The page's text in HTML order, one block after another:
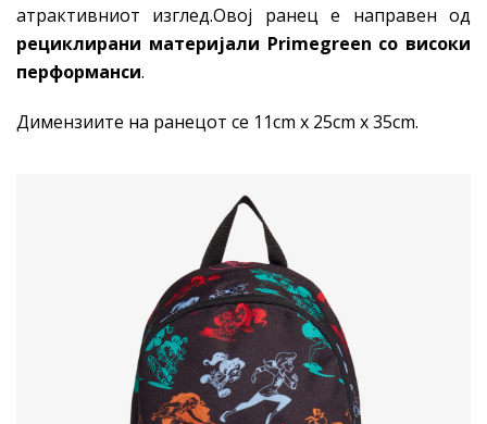
атрактивниот изглед.Овој ранец е направен од
рециклирани материјали Primegreen со високи
перформанси.
Димензиите на ранецот се 11cm x 25cm x 35cm.